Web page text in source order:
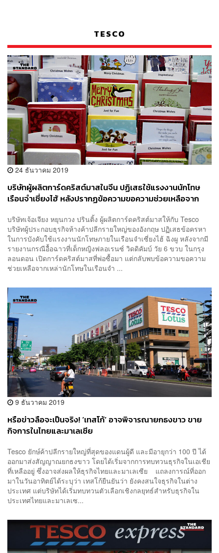
TESCO
24 ธันวาคม 2019
บริษัทผู้ผลิตการ์ดคริสต์มาสในจีน ปฏิเสธใช้แรงงานนักโทษ
เรือนจำเซี่ยงไฮ้ หลังปรากฏข้อความขอความช่วยเหลือจาก
บริษัทเจ้อเจียง หยุนกวง ปรินติ้ง ผู้ผลิตการ์ดคริสต์มาสให้กับ Tesco
บริษัทผู้ประกอบธุรกิจห้างค้าปลีกรายใหญ่ของอังกฤษ ปฏิเสธข้อครหา
ในการบังคับใช้แรงงานนักโทษภายในเรือนจำเซี่ยงไฮ้ ฉิงผู หลังจากมี
รายงานกรณีอื้อฉาวที่เด็กหญิงฟลอเรนซ์ วิดดิคัมบ์ วัย 6 ขวบ ในกรุง
ลอนดอน เปิดการ์ดคริสต์มาสที่พ่อซื้อมา แต่กลับพบข้อความขอความ
ช่วยเหลือจากเหล่านักโทษในเรือนจำ ...
9 ธันวาคม 2019
หรือข่าวลือจะเป็นจริง! ‘เทสโก้’ อาจพิจารณายกธงขาว ขาย
กิจการในไทยและมาเลเซีย
Tesco ยักษ์ค้าปลีกรายใหญ่ที่สุดของแดนผู้ดี และมีอายุกว่า 100 ปี ได้
ออกมาส่งสัญญาณยกธงขาว โดยได้เริ่มจากการทบทวนธุรกิจในเอเชีย
ที่เหลืออยู่ ซึ่งอาจส่งผลให้ธุรกิจไทยและมาเลเซีย แถลงการณ์ที่ออก
มาในวันอาทิตย์ได้ระบุว่า เทสโก้ยืนยันว่า ยังคงสนใจธุรกิจในต่าง
ประเทศ แต่บริษัทได้เริ่มทบทวนตัวเลือกเชิงกลยุทธ์สำหรับธุรกิจใน
ประเทศไทยและมาเลเซ...